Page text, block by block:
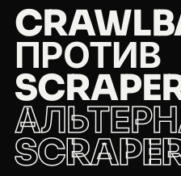
ПРОТИВ